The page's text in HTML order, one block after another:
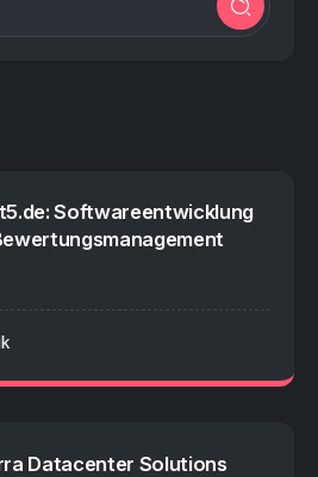
Softwareentwicklung
Datacenter Solutions